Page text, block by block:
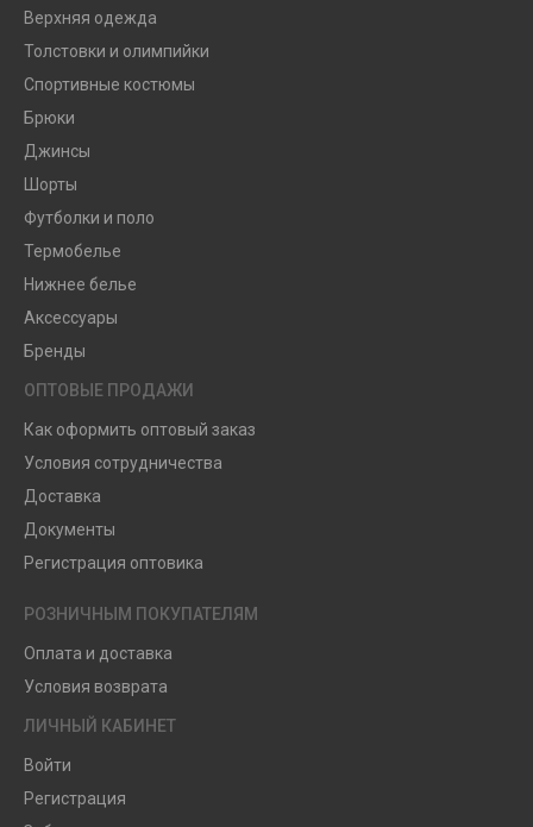
Верхняя одежда
Толстовки и олимпийки
Спортивные костюмы
Брюки
Джинсы
Шорты
Футболки и поло
Термобелье
Нижнее белье
Аксессуары
Бренды
ОПТОВЫЕ ПРОДАЖИ
Как оформить оптовый заказ
Условия сотрудничества
Доставка
Документы
Регистрация оптовика
РОЗНИЧНЫМ ПОКУПАТЕЛЯМ
Оплата и доставка
Условия возврата
ЛИЧНЫЙ КАБИНЕТ
Войти
Регистрация